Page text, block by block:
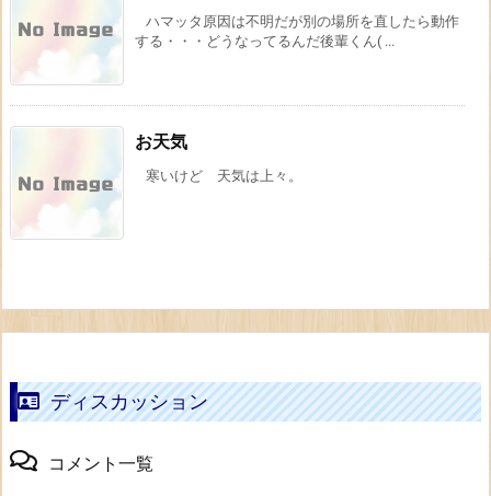
ハマッタ原因は不明だが別の場所を直したら動作
する・・・どうなってるんだ後輩くん( ...
お天気
寒いけど 天気は上々。
ディスカッション
コメント一覧